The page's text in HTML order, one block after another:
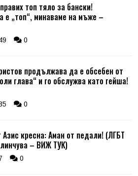
топ тяло за бански!
е „топ“, минаваме на мъже –
0
продължава да е обсебен от
глава“ и го обслужва като гейша!
0
кресна: Аман от педали! (ЛГБТ
– ВИЖ ТУК)
0